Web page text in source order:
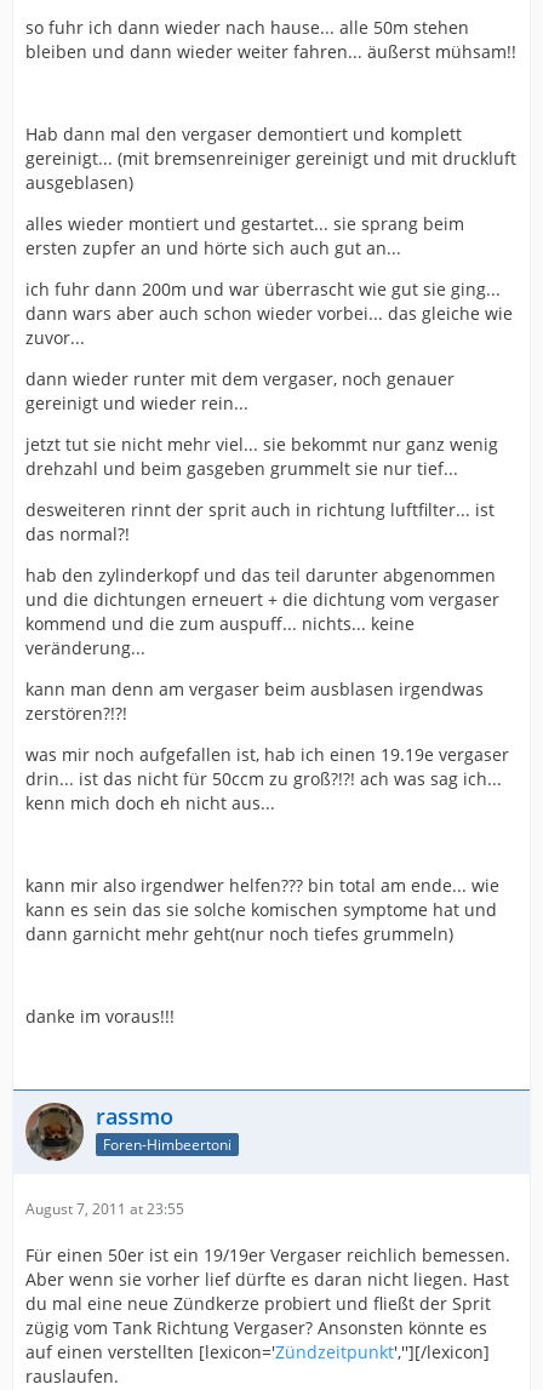
so fuhr ich dann wieder nach hause... alle 50m stehen
bleiben und dann wieder weiter fahren... äußerst mühsam!!
Hab dann mal den vergaser demontiert und komplett
gereinigt... (mit bremsenreiniger gereinigt und mit druckluft
ausgeblasen)
alles wieder montiert und gestartet... sie sprang beim
ersten zupfer an und hörte sich auch gut an...
ich fuhr dann 200m und war überrascht wie gut sie ging...
dann wars aber auch schon wieder vorbei... das gleiche wie
zuvor...
dann wieder runter mit dem vergaser, noch genauer
gereinigt und wieder rein...
jetzt tut sie nicht mehr viel... sie bekommt nur ganz wenig
drehzahl und beim gasgeben grummelt sie nur tief...
desweiteren rinnt der sprit auch in richtung luftfilter... ist
das normal?!
hab den zylinderkopf und das teil darunter abgenommen
und die dichtungen erneuert + die dichtung vom vergaser
kommend und die zum auspuff... nichts... keine
veränderung...
kann man denn am vergaser beim ausblasen irgendwas
zerstören?!?!
was mir noch aufgefallen ist, hab ich einen 19.19e vergaser
drin... ist das nicht für 50ccm zu groß?!?! ach was sag ich...
kenn mich doch eh nicht aus...
kann mir also irgendwer helfen??? bin total am ende... wie
kann es sein das sie solche komischen symptome hat und
dann garnicht mehr geht(nur noch tiefes grummeln)
danke im voraus!!!
rassmo
Foren-Himbeertoni
August 7, 2011 at 23:55
Für einen 50er ist ein 19/19er Vergaser reichlich bemessen.
Aber wenn sie vorher lief dürfte es daran nicht liegen. Hast
du mal eine neue Zündkerze probiert und fließt der Sprit
zügig vom Tank Richtung Vergaser? Ansonsten könnte es
auf einen verstellten [lexicon='Zündzeitpunkt',''][/lexicon]
rauslaufen.